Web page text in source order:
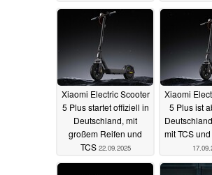
11.12.2025
Xiaomi Electric Scooter
5 Plus startet offiziell in
Deutschland, mit
großem Reifen und
TCS 22.09.2025
Xiaomi
5 Plus ist
mit TCS